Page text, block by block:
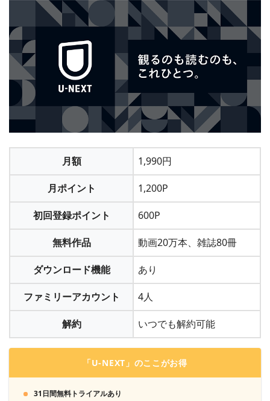
＞＞「コミックシーモア」に会員登録する
メールアドレス、Twitter、LINE ID、グーグルなどから会員登
録できます。
月額メニューに登録する
「月額メニュー」ならクレジット決済かキャリア決済、
「PayPay」「LINE Pay」「Apple Pay」「d払い」「PayPal」
「楽天Edy」「BitCash」「NET CASH」「楽天ペイ」
「WebMoney」「Amazon Pay」「Yahoo!ウォレット」も利用
できます。
ポイントを獲得し、好きな漫画を購入します
「コミックシーモア」自体を退会することもでき
ます
「コミックシーモア」は月額メニュー以外は都度課金なの
で、アカウントを削除しなくても勝手にお金が引き落とされ
る心配はありません。
＞＞「コミックシーモア」に会員登録する
月額 1,990円
月ポイント 1,200P
初回登録ポイント 600P
無料作品 動画20万本、雑誌80冊
ダウンロード機能 あり
ファミリーアカウント 4人
解約 いつでも解約可能
「U-NEXT」のここがお得
31日間無料トライアルあり